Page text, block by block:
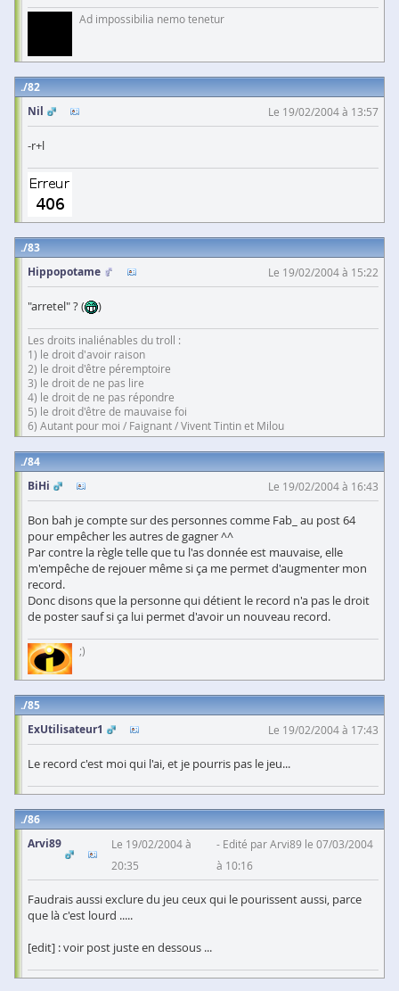
Ad impossibilia nemo tenetur
82
Nil
Le 19/02/2004 à 13:57
-r+l
83
Hippopotame
Le 19/02/2004 à 15:22
"arretel" ? ( )
Les droits inaliénables du troll :
1) le droit d'avoir raison
2) le droit d'être péremptoire
3) le droit de ne pas lire
4) le droit de ne pas répondre
5) le droit d'être de mauvaise foi
6) Autant pour moi / Faignant / Vivent Tintin et Milou
84
BiHi
Le 19/02/2004 à 16:43
Bon bah je compte sur des personnes comme Fab_ au post 64
pour empêcher les autres de gagner ^^
Par contre la règle telle que tu l'as donnée est mauvaise, elle
m'empêche de rejouer même si ça me permet d'augmenter mon
record.
Donc disons que la personne qui détient le record n'a pas le droit
de poster sauf si ça lui permet d'avoir un nouveau record.
;)
85
ExUtilisateur1
Le 19/02/2004 à 17:43
Le record c'est moi qui l'ai, et je pourris pas le jeu...
86
Arvi89
Le 19/02/2004 à
20:35
Edité par Arvi89 le 07/03/2004
à 10:16
Faudrais aussi exclure du jeu ceux qui le pourissent aussi, parce
que là c'est lourd .....
[edit] : voir post juste en dessous ...